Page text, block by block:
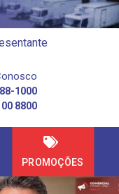
1000
8800
PROMOÇÕES